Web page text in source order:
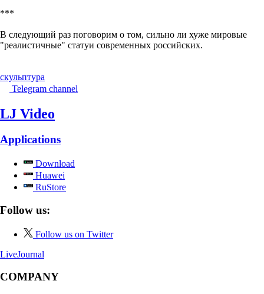
***
В следующий раз поговорим о том, сильно ли хуже мировые
"реалистичные" статуи современных российских.
скульптура
Telegram channel
LJ Video
Applications
Download
Huawei
RuStore
Follow us:
Follow us on Twitter
LiveJournal
COMPANY